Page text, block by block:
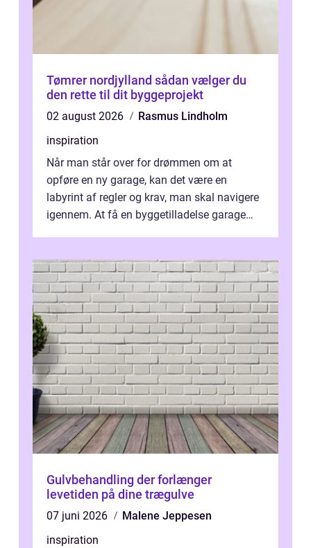
Tømrer nordjylland sådan vælger du
den rette til dit byggeprojekt
02 august 2026
Rasmus Lindholm
inspiration
Når man står over for drømmen om at
opføre en ny garage, kan det være en
labyrint af regler og krav, man skal navigere
igennem. At få en byggetilladelse garage
Gulvbehandling der forlænger
levetiden på dine trægulve
07 juni 2026
Malene Jeppesen
inspiration